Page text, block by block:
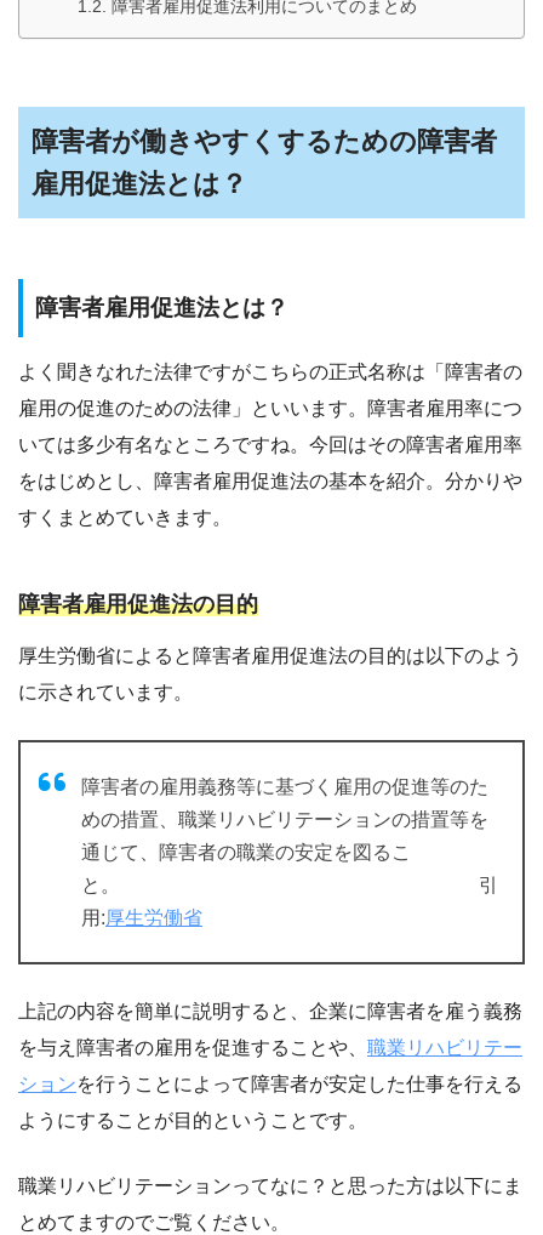
障害者雇用促進法利用についてのまとめ
障害者が働きやすくするための障害者
雇用促進法とは？
障害者雇用促進法とは？
よく聞きなれた法律ですがこちらの正式名称は「障害者の
雇用の促進のための法律」といいます。障害者雇用率につ
いては多少有名なところですね。今回はその障害者雇用率
をはじめとし、障害者雇用促進法の基本を紹介。分かりや
すくまとめていきます。
障害者雇用促進法の目的
厚生労働省によると障害者雇用促進法の目的は以下のよう
に示されています。
障害者の雇用義務等に基づく雇用の促進等のた
めの措置、職業リハビリテーションの措置等を
通じて、障害者の職業の安定を図るこ
と。 引
用:厚生労働省
上記の内容を簡単に説明すると、企業に障害者を雇う義務
を与え障害者の雇用を促進することや、 職業リハビリテー
ションを行うことによって障害者が安定した仕事を行える
ようにすることが目的ということです。
職業リハビリテーションってなに？と思った方は以下にま
とめてますのでご覧ください。